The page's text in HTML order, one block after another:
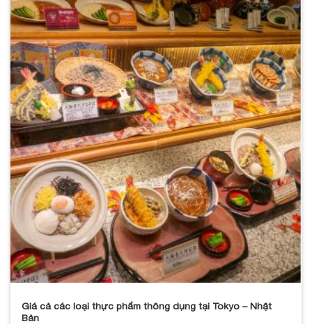
Giá cả các loại thực phẩm thông dụng tại Tokyo – Nhật
Bản